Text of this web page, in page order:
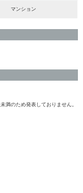
マンション
満のため発表しておりません。